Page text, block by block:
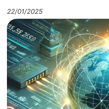
22/01/2025